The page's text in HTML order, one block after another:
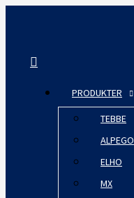
indholdet
Søg
PRODUKTER
TEBBE
ALPEGO
ELHO
MX